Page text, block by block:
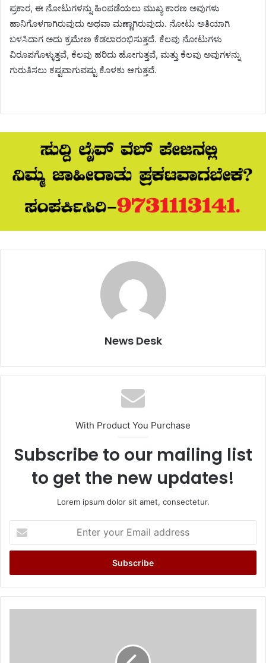
ಪ್ರಕಾರ, ಈ ನೋಟುಗಳನ್ನು ಹಿಂಪಡೆಯಲು ಮುಖ್ಯ ಕಾರಣ ಅವುಗಳು
ಹಾನಿಗೊಳಗಾಗಿರುವುದು ಅಥವಾ ಮಣ್ಣಾಗಿರುವುದು. ನೋಟು ಅತಿಯಾಗಿ
ಬಳಸಿದಾಗ ಅದು ಕ್ರಮೇಣ ಕೆಡಲಾರಂಭಿಸುತ್ತದೆ. ಕೆಲವು ನೋಟುಗಳು
ವಿರೂಪಗೊಳ್ಳುತ್ತವೆ, ಕೆಲವು ಹರಿದು ಹೋಗುತ್ತವೆ, ಮತ್ತು ಕೆಲವು ಅವುಗಳನ್ನು
ಗುರುತಿಸಲು ಕಷ್ಟವಾಗುವಷ್ಟು ಕೊಳಕು ಆಗುತ್ತವೆ.
News Desk
With Product You Purchase
Subscribe to our mailing list
to get the new updates!
Lorem ipsum dolor sit amet, consectetur.
your
Email